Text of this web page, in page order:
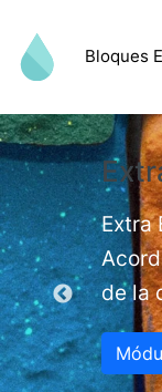
Bloques
videos.Extra
de la